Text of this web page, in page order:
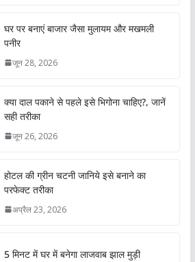
घर पर बनाएं बाजार जैसा मुलायम और मखमली
पनीर
जून 28, 2026
क्या दाल पकाने से पहले इसे भिगोना चाहिए?, जानें
सही तरीका
जून 26, 2026
होटल की ग्रीन चटनी जानिये इसे बनाने का
परफेक्ट तरीका
अप्रैल 23, 2026
5 मिनट में घर में बनेगा लाजवाब झाल मुड़ी